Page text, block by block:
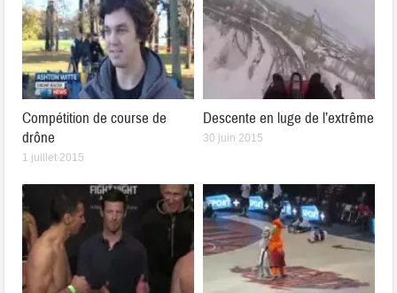
Compétition de course de
drône
1 juillet 2015
Descente en luge de l’extrême
30 juin 2015